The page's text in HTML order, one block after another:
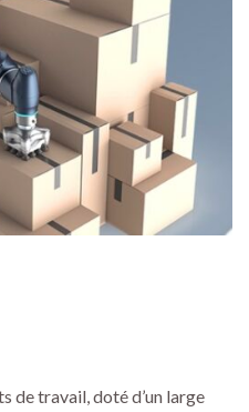
de travail, doté d’un large